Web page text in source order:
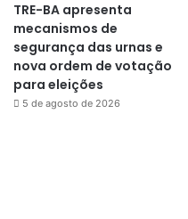
TRE-BA apresenta
mecanismos de
segurança das urnas e
nova ordem de votação
para eleições
5 de agosto de 2026